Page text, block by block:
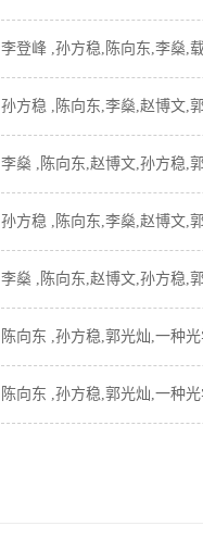
李登峰 ,孙方稳,陈向东,李燊,
孙方稳 ,陈向东,李燊,赵博文,
李燊 ,陈向东,赵博文,孙方稳,
孙方稳 ,陈向东,李燊,赵博文,
李燊 ,陈向东,赵博文,孙方稳,
陈向东 ,孙方稳,郭光灿,一种光
陈向东 ,孙方稳,郭光灿,一种